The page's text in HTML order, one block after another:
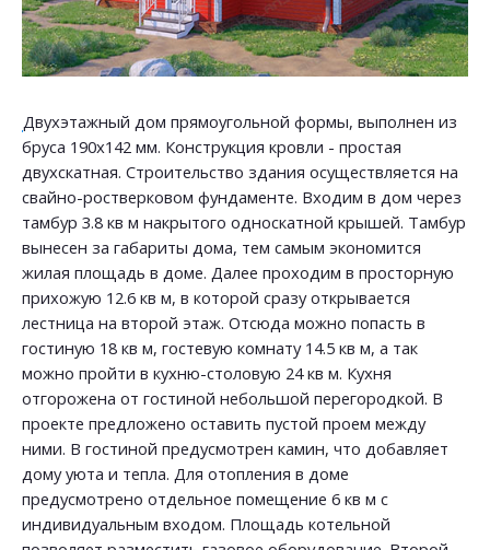
Двухэтажный дом прямоугольной формы, выполнен из
бруса 190х142 мм. Конструкция кровли - простая
двухскатная. Строительство здания осуществляется на
свайно-ростверковом фундаменте. Входим в дом через
тамбур 3.8 кв м накрытого односкатной крышей. Тамбур
вынесен за габариты дома, тем самым экономится
жилая площадь в доме. Далее проходим в просторную
прихожую 12.6 кв м, в которой сразу открывается
лестница на второй этаж. Отсюда можно попасть в
гостиную 18 кв м, гостевую комнату 14.5 кв м, а так
можно пройти в кухню-столовую 24 кв м. Кухня
отгорожена от гостиной небольшой перегородкой. В
проекте предложено оставить пустой проем между
ними. В гостиной предусмотрен камин, что добавляет
дому уюта и тепла. Для отопления в доме
предусмотрено отдельное помещение 6 кв м с
индивидуальным входом. Площадь котельной